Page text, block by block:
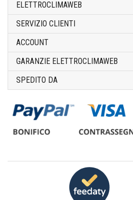
ELETTROCLIMAWEB
SERVIZIO CLIENTI
ACCOUNT
GARANZIE ELETTROCLIMAWEB
SPEDITO DA